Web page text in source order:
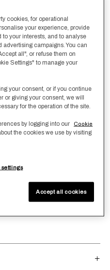
cookies, for operational
your experience, provide
your interests, and to analyse
advertising campaigns. You can
all", or refuse them on
Settings" to manage your
your consent, or if you continue
or giving your consent, we will
for the operation of the site.
by logging into our
Cookie
the cookies we use by visiting
settings
Accept all cookies